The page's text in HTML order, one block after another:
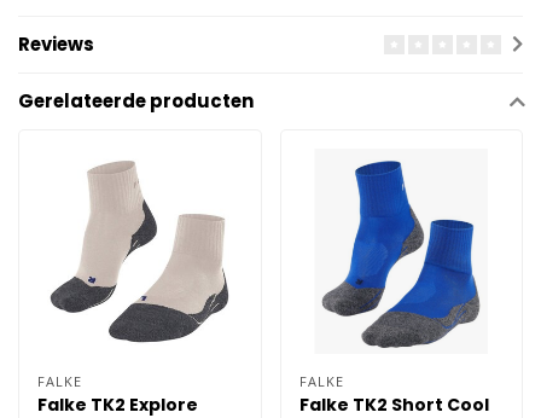
Reviews
Gerelateerde producten
FALKE
Falke TK2 Explore
FALKE
Falke TK2 Short Cool